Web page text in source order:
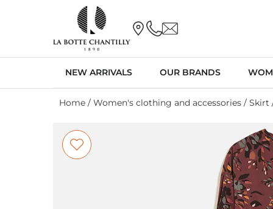
NEW ARRIVALS OUR BRANDS
Home / Women's clothing and accessories / Skirt